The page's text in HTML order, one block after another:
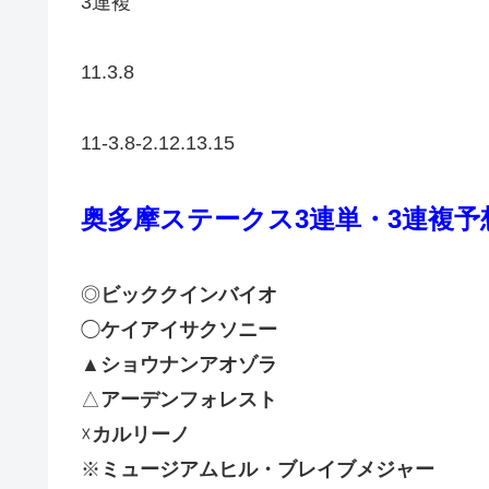
11.3.8
11-3.8-2.12.13.15
奥多摩ステークス3連単・3連複予
◎ ビッククインバイオ
◯ケイアイサクソニー
▲ ショウナンアオゾラ
△アーデンフォレスト
☓ カルリーノ
※ ミュージアムヒル・ブレイブメジャー